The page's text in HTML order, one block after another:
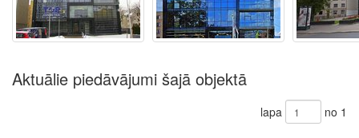
Aktuālie piedāvājumi šajā objektā
lapa no 1